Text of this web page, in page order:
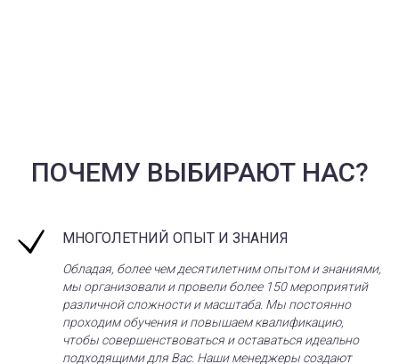
ПОЧЕМУ ВЫБИРАЮТ НАС?
МНОГОЛЕТНИЙ ОПЫТ И ЗНАНИЯ
Обладая, более чем десятилетним опытом и знаниями,
мы организовали и провели более 150 мероприятий
различной сложности и масштаба. Мы постоянно
проходим обучения и повышаем квалификацию,
чтобы совершенствоваться и оставаться идеально
подходящими для Вас. Наши менеджеры создают